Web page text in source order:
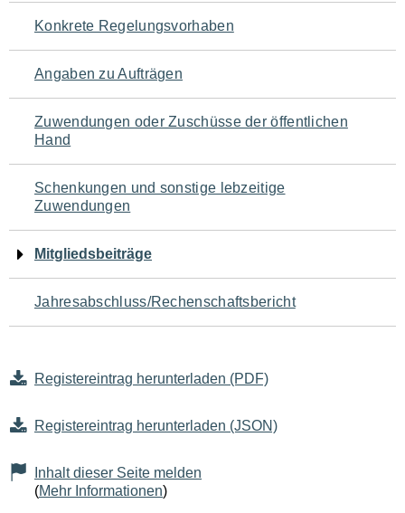
Seiteninhalt
Konkrete Regelungsvorhaben
Angaben zu Aufträgen
Zuwendungen oder Zuschüsse der öffentlichen
Hand
Schenkungen und sonstige lebzeitige
Zuwendungen
Mitgliedsbeiträge
Jahresabschluss/Rechenschaftsbericht
Registereintrag herunterladen (PDF)
Registereintrag herunterladen (JSON)
Inhalt dieser Seite melden
(Mehr Informationen)